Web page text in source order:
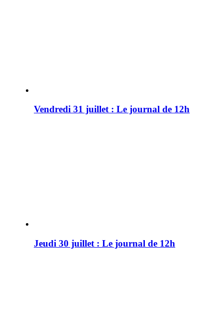
Vendredi 31 juillet : Le journal de 12h
Jeudi 30 juillet : Le journal de 12h